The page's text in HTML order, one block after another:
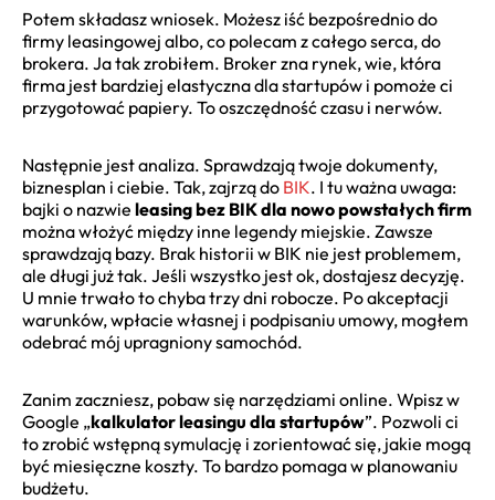
Potem składasz wniosek. Możesz iść bezpośrednio do
firmy leasingowej albo, co polecam z całego serca, do
brokera. Ja tak zrobiłem. Broker zna rynek, wie, która
firma jest bardziej elastyczna dla startupów i pomoże ci
przygotować papiery. To oszczędność czasu i nerwów.
Następnie jest analiza. Sprawdzają twoje dokumenty,
biznesplan i ciebie. Tak, zajrzą do BIK. I tu ważna uwaga:
bajki o nazwie leasing bez BIK dla nowo powstałych firm
można włożyć między inne legendy miejskie. Zawsze
sprawdzają bazy. Brak historii w BIK nie jest problemem,
ale długi już tak. Jeśli wszystko jest ok, dostajesz decyzję.
U mnie trwało to chyba trzy dni robocze. Po akceptacji
warunków, wpłacie własnej i podpisaniu umowy, mogłem
odebrać mój upragniony samochód.
Zanim zaczniesz, pobaw się narzędziami online. Wpisz w
Google „kalkulator leasingu dla startupów”. Pozwoli ci
to zrobić wstępną symulację i zorientować się, jakie mogą
być miesięczne koszty. To bardzo pomaga w planowaniu
budżetu.